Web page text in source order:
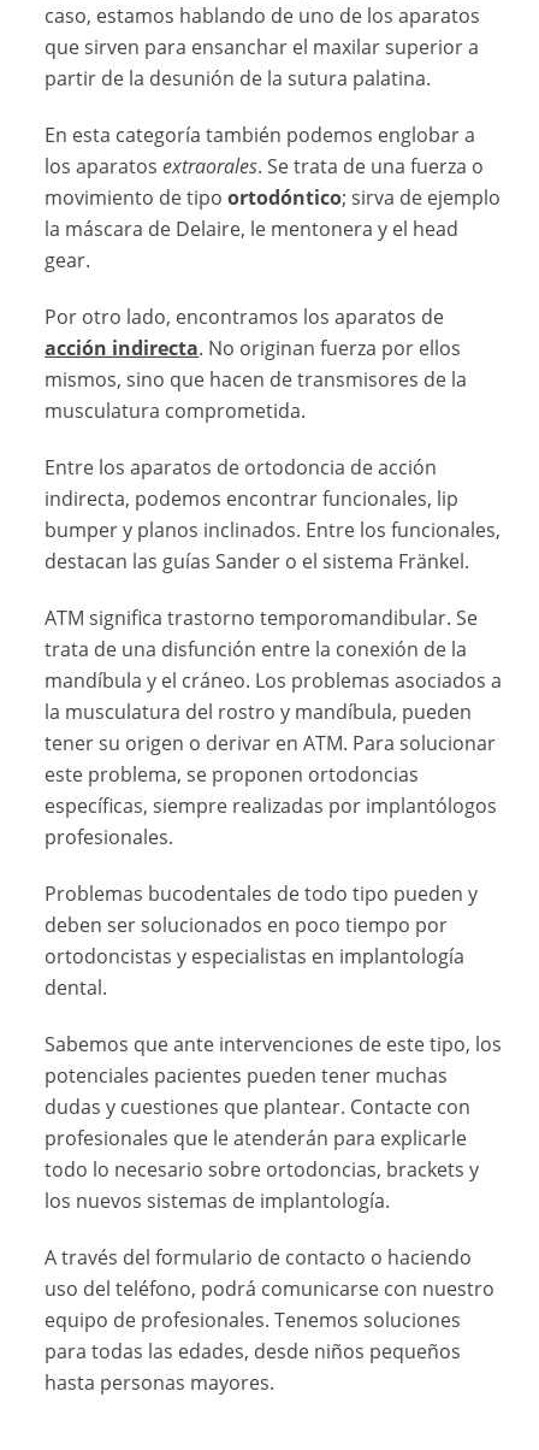
caso, estamos hablando de uno de los aparatos
que sirven para ensanchar el maxilar superior a
partir de la desunión de la sutura palatina.
En esta categoría también podemos englobar a
los aparatosextraorales. Se trata de una fuerza o
movimiento de tipoortodóntico; sirva de ejemplo
la máscara de Delaire, le mentonera y el head
gear.
Por otro lado, encontramos los aparatos de
acción indirecta. No originan fuerza por ellos
mismos, sino que hacen de transmisores de la
musculatura comprometida.
Entre los aparatos de ortodoncia de acción
indirecta, podemos encontrar funcionales, lip
bumper y planos inclinados. Entre los funcionales,
destacan las guías Sander o el sistema Fränkel.
ATM significa trastorno temporomandibular. Se
trata de una disfunción entre la conexión de la
mandíbula y el cráneo. Los problemas asociados a
la musculatura del rostro y mandíbula, pueden
tener su origen o derivar en ATM. Para solucionar
este problema, se proponen ortodoncias
específicas, siempre realizadas por implantólogos
profesionales.
Problemas bucodentales de todo tipo pueden y
deben ser solucionados en poco tiempo por
ortodoncistas y especialistas en implantología
dental.
Sabemos que ante intervenciones de este tipo, los
potenciales pacientes pueden tener muchas
dudas y cuestiones que plantear. Contacte con
profesionales que le atenderán para explicarle
todo lo necesario sobre ortodoncias, brackets y
los nuevos sistemas de implantología.
A través del formulario de contacto o haciendo
uso del teléfono, podrá comunicarse con nuestro
equipo de profesionales. Tenemos soluciones
para todas las edades, desde niños pequeños
hasta personas mayores.